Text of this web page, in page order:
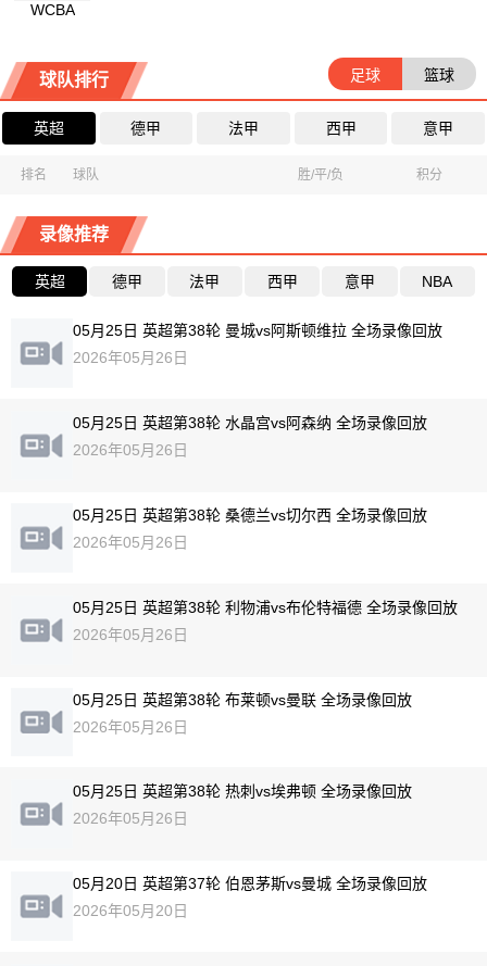
WCBA
球队排行 足球 篮球
英超 德甲 法甲 西甲 意甲
排名 球队 胜/平/负 积分
录像推荐
英超 德甲 法甲 西甲 意甲 NBA
05月25日 英超第38轮 曼城vs阿斯顿维拉 全场录像回放
2026年05月26日
05月25日 英超第38轮 水晶宫vs阿森纳 全场录像回放
2026年05月26日
05月25日 英超第38轮 桑德兰vs切尔西 全场录像回放
2026年05月26日
05月25日 英超第38轮 利物浦vs布伦特福德 全场录像回放
2026年05月26日
05月25日 英超第38轮 布莱顿vs曼联 全场录像回放
2026年05月26日
05月25日 英超第38轮 热刺vs埃弗顿 全场录像回放
2026年05月26日
05月20日 英超第37轮 伯恩茅斯vs曼城 全场录像回放
2026年05月20日